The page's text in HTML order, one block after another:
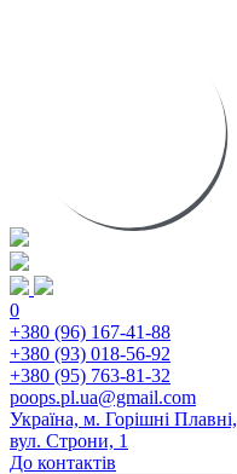
0
+380 (96) 167-41-88
+380 (93) 018-56-92
+380 (95) 763-81-32
poops.pl.ua@gmail.com
Україна, м. Горішні Плавні,
вул. Строни, 1
До контактів